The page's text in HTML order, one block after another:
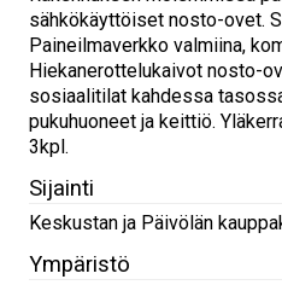
sähkökäyttöiset nosto-ovet.
Paineilmaverkko valmiina,
Hiekanerottelukaivot nosto-
sosiaalitilat kahdessa
pukuhuoneet ja keittiö.
3kpl.
Sijainti
Keskustan ja Päivölän
Ympäristö